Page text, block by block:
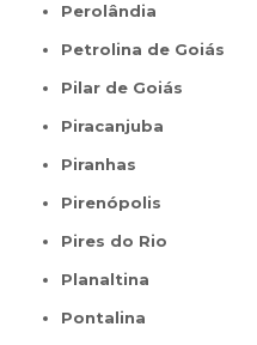
Perolândia
Petrolina de Goiás
Pilar de Goiás
Piracanjuba
Piranhas
Pirenópolis
Pires do Rio
Planaltina
Pontalina